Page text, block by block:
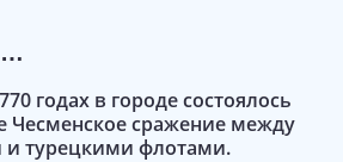
годах в городе состоялось
Чесменское сражение между
и турецкими флотами.